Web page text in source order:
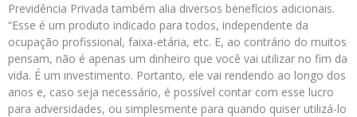
Previdência Privada também alia diversos benefícios adicionais.
“Esse é um produto indicado para todos, independente da
ocupação profissional, faixa-etária, etc. E, ao contrário do muitos
pensam, não é apenas um dinheiro que você vai utilizar no fim da
vida. É um investimento. Portanto, ele vai rendendo ao longo dos
anos e, caso seja necessário, é possível contar com esse lucro
para adversidades, ou simplesmente para quando quiser utilizá-lo